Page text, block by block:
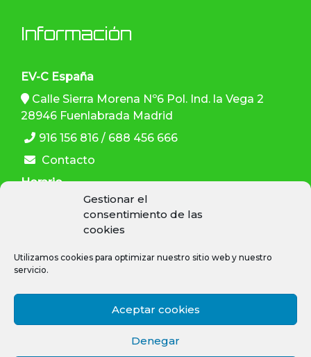
Gestionar el
consentimiento de las
cookies
Utilizamos cookies para optimizar nuestro sitio web y nuestro
servicio.
Aceptar cookies
Denegar
Información
EV-C España
Calle Sierra Morena Nº6 Pol. Ind. la Vega 2
28946 Fuenlabrada Madrid
916 156 816 / 688 456 666
Contacto
Horario
L-V: 9:30–13:30 h , 15:00–19:00 h
SÍGUENOS